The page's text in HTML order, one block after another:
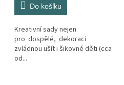
Do košíku
Kreativní sady nejen
pro dospělé, dekoraci
zvládnou ušít i šikovné děti (cca
od...